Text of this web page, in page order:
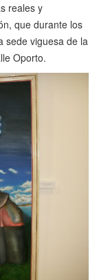
reales y
que durante los
sede viguesa de la
Oporto.